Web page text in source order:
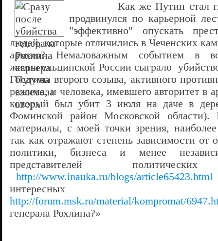
Как же Путин стал
продвинулся по карьерной
"эффективно" опускать
людей, которые отличились в Чеченских
армию? Немаловажным событием в
жизни ельцинской России сыграло
Госдумы второго созыва, активного
режима, и человека, имевшего авторитет в
который был убит 3 июля на даче в
Фоминской район Московской области).
материалы, с моей точки зрения,
так как отражают степень зависимости от
политики, бизнеса и менее
представителей
http://www.inauka.ru/blogs/article65423.html,
интересных
http://forum.msk.ru/material/kompromat/
генерала Рохлина?»